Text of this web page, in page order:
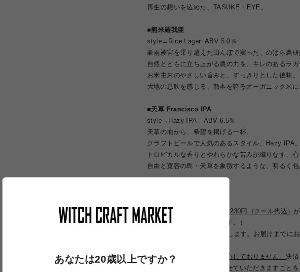
再生の想いを込めた、TASUKE・EYE。
■熊米羅我亜
style→Rice Lager ABV 5.0％
豪雨被害を乗り越えた田んぼで実った、のはら農研
自然とともに立ち上がる農の力を、キレのあるラガ
お米由来のやさしい旨みと、すっきりとした後味。
大地の息吹を感じる、熊本を誇るオーガニック米に
■天草 Francisco IPA
style→Hazy IPA ABV 6.5％
天草の地から、希望を掲げる一杯。
クラフトビールで人気のあるスタイル、Hazy IPA。
トロピカルな香りとやわらかな苦みが織りなす、心
自由と寛容の島・天草を象徴するような、明るく包
※ １セットあたり送料一律1230円（クール代込）
は特別送料となっております。）
※11月下旬〜順次発送いたします。お届けまでに
※この商品は
店頭受取に対応しておりません。決
場合、別途配送料を請求させていただきますことを
あなたは20歳以上ですか？